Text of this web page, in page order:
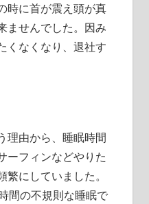
時に首が震え頭が真
ませんでした。因み
くなくなり、退社す
理由から、睡眠時間
ーフィンなどやりた
にしていました。
間の不規則な睡眠で